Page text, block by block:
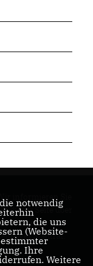
Wir informieren Sie
dieser Seite über
Arbeit im
Stadtrat.
notwendig
die uns
(Website-
Ihre
Weitere